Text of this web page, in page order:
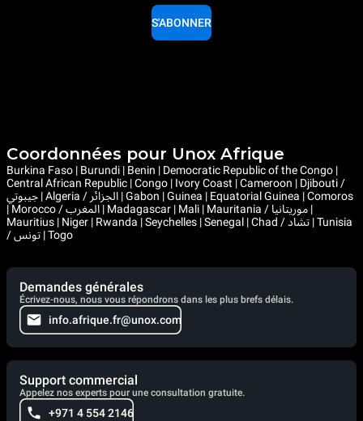
S'ABONNER
Coordonnées pour Unox Afrique
Burkina Faso | Burundi | Benin | Democratic Republic of the Congo |
Central African Republic | Congo | Ivory Coast | Cameroon | Djibouti /
جيبوتي | Algeria / الجزائر | Gabon | Guinea | Equatorial Guinea | Comoros
| Morocco / المغرب | Madagascar | Mali | Mauritania / موريتانيا |
Mauritius | Niger | Rwanda | Seychelles | Senegal | Chad / تشاد | Tunisia
/ تونس | Togo
Demandes générales
Écrivez-nous, nous vous répondrons dans les plus brefs délais.
info.afrique.fr@unox.com
Support commercial
Appelez nos experts pour une consultation gratuite.
+971 4 554 2146